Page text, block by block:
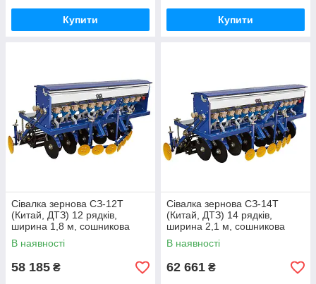
Купити Купити
Сівалка зернова СЗ-12Т
(Китай, ДТЗ) 12 рядків,
ширина 1,8 м, сошникова
дискова навісна китайська
В наявності
58 185 ₴
Сівалка зернова СЗ-14Т
(Китай, ДТЗ) 14 рядків,
ширина 2,1 м, сошникова
дискова навісна китайська
В наявності
62 661 ₴